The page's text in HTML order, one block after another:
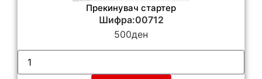
Прекинувач стартер
Шифра:00712
500ден